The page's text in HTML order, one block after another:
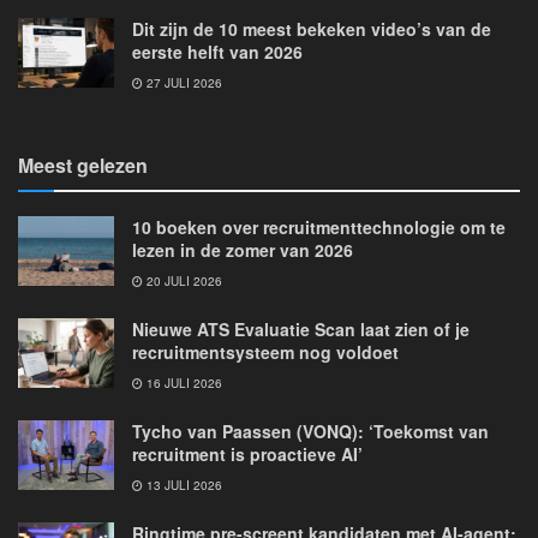
Dit zijn de 10 meest bekeken video’s van de
eerste helft van 2026
27 JULI 2026
Meest gelezen
10 boeken over recruitmenttechnologie om te
lezen in de zomer van 2026
20 JULI 2026
Nieuwe ATS Evaluatie Scan laat zien of je
recruitmentsysteem nog voldoet
16 JULI 2026
Tycho van Paassen (VONQ): ‘Toekomst van
recruitment is proactieve AI’
13 JULI 2026